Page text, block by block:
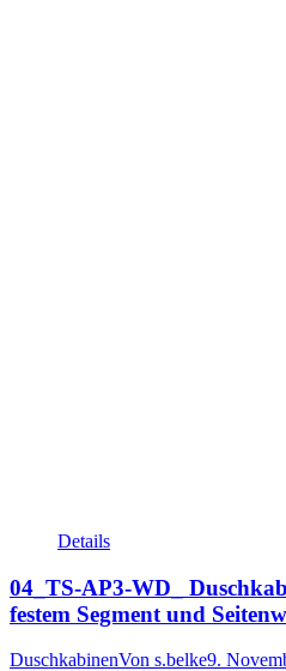
Details
04_TS-AP3-WD_
festem Segment und
DuschkabinenVon s.belke9.